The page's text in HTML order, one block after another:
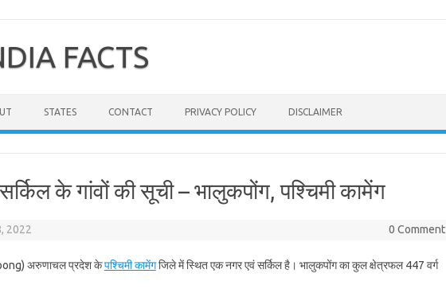
FACTS
STATES CONTACT PRIVACY POLICY DISCLAIMER
के गांवों की सूची – भालुकपोंग, पश्चिमी कामेंग
2022 0 Comment
अरुणाचल प्रदेश केपश्चिमी कामेंगजिले में स्थित एक नगर एवं सर्किल है। भालुकपोंग का कुल क्षेत्रफल 447 वर्ग